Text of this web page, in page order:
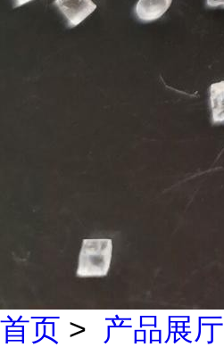
首页 > 产品展厅